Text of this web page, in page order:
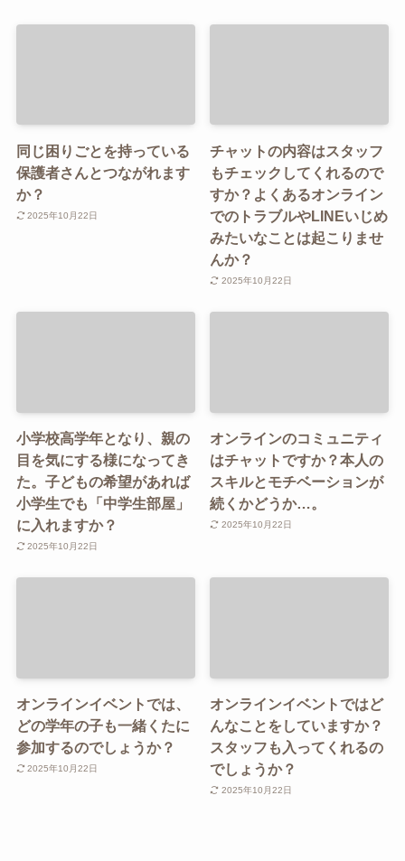
同じ困りごとを持っている
保護者さんとつながれます
か？
2025年10月22日
チャットの内容はスタッフ
もチェックしてくれるので
すか？よくあるオンライン
でのトラブルやLINEいじめ
みたいなことは起こりませ
んか？
2025年10月22日
小学校高学年となり、親の
目を気にする様になってき
た。子どもの希望があれば
小学生でも「中学生部屋」
に入れますか？
2025年10月22日
オンラインのコミュニティ
はチャットですか？本人の
スキルとモチベーションが
続くかどうか…。
2025年10月22日
オンラインイベントでは、
どの学年の子も一緒くたに
参加するのでしょうか？
2025年10月22日
オンラインイベントではど
んなことをしていますか？
スタッフも入ってくれるの
でしょうか？
2025年10月22日